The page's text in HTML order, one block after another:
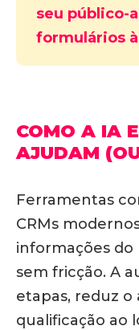
seu público-
formulários
COMO A IA
AJUDAM
Ferramentas
CRMs
informações do
sem fricção. A
etapas, reduz
qualificação ao